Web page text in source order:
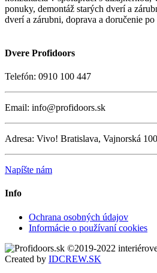
ponuky, demontáž starých dverí a
dverí a zárubni, doprava a doručenie
Dvere Profidoors
Telefón: 0910 100 447
Email: info@profidoors.sk
Adresa: Vivo! Bratislava, Vajnorská
Napíšte nám
Info
Ochrana osobných údajov
Informácie o používaní cookies
©2019-2022
Created by IDCREW.SK